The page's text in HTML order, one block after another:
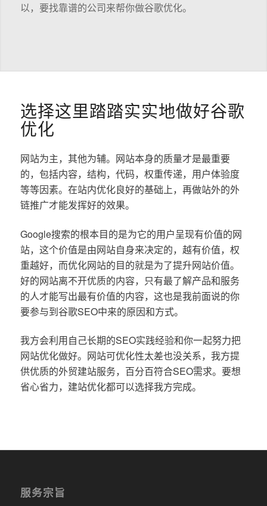
以，要找靠谱的公司来帮你做谷歌优化。
选择这里踏踏实实地做好谷歌
优化
网站为主，其他为辅。网站本身的质量才是最重要
的，包括内容，结构，代码，权重传递，用户体验度
等等因素。在站内优化良好的基础上，再做站外的外
链推广才能发挥好的效果。
Google搜索的根本目的是为它的用户呈现有价值的网
站，这个价值是由网站自身来决定的，越有价值，权
重越好，而优化网站的目的就是为了提升网站价值。
好的网站离不开优质的内容，只有最了解产品和服务
的人才能写出最有价值的内容，这也是我前面说的你
要参与到谷歌SEO中来的原因和方式。
我方会利用自己长期的SEO实践经验和你一起努力把
网站优化做好。网站可优化性太差也没关系，我方提
供优质的外贸建站服务，百分百符合SEO需求。要想
省心省力，建站优化都可以选择我方完成。
服务宗旨